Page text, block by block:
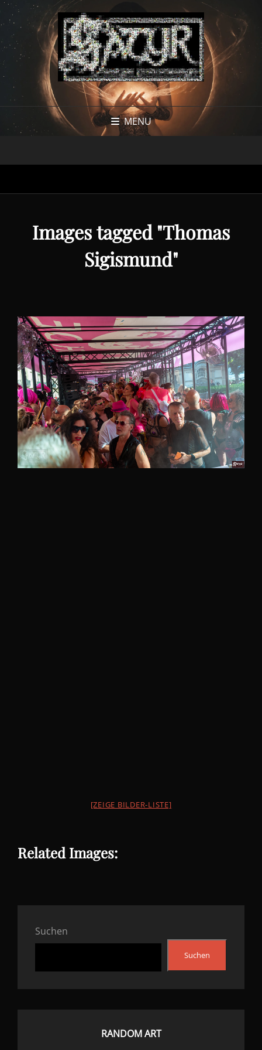
MENU
Images tagged "Thomas
Sigismund"
[ZEIGE BILDER-LISTE]
Related Images:
Suchen
Suchen
RANDOM ART